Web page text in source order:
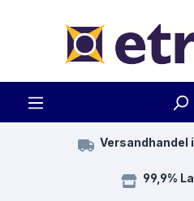
Versandhandel
99,9%